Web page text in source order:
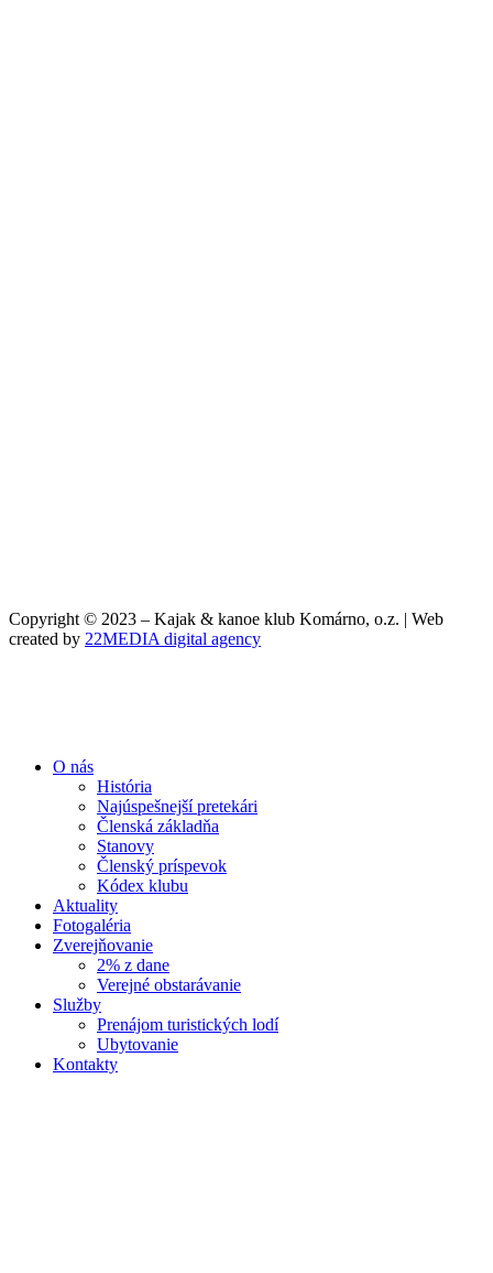
Copyright © 2023 – Kajak & kanoe klub Komárno, o.z. | Web
created by 22MEDIA digital agency
O nás
História
Najúspešnejší pretekári
Členská základňa
Stanovy
Členský príspevok
Kódex klubu
Aktuality
Fotogaléria
Zverejňovanie
2% z dane
Verejné obstarávanie
Služby
Prenájom turistických lodí
Ubytovanie
Kontakty